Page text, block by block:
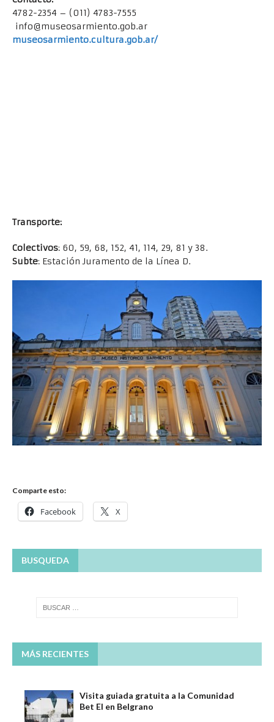
4782-2354 – (011) 4783-7555
info@museosarmiento.gob.ar
museosarmiento.cultura.gob.ar/
Transporte:
Colectivos: 60, 59, 68, 152, 41, 114, 29, 81 y 38.
Subte: Estación Juramento de la Línea D.
Comparte esto:
Facebook X
BUSQUEDA
MÁS RECIENTES
Visita guiada gratuita a la Comunidad
Bet El en Belgrano